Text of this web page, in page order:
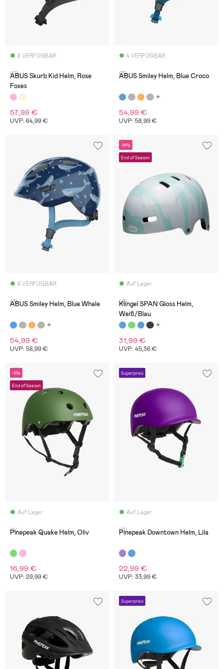
8 VERFÜGBAR
(0)
ABUS Skurb Kid Helm, Rose
Foxes
57,99 €
UVP: 64,99 €
4 VERFÜGBAR
(3)
ABUS Smiley Helm, Blue Croco
54,99 €
UVP: 58,99 €
8 VERFÜGBAR
(3)
ABUS Smiley Helm, Blue Whale
54,99 €
UVP: 58,99 €
-14%
End of Season
Auf Lager
(2)
Klingel SPAN Gloss Helm,
Weiß/Blau
31,99 €
UVP: 45,36 €
-11%
End of Season
Auf Lager
(4)
Pinepeak Quake Helm, Oliv
16,99 €
UVP: 29,99 €
Superpreis
Auf Lager
(0)
Pinepeak Downtown Helm, Lila
22,99 €
UVP: 33,99 €
Superpreis